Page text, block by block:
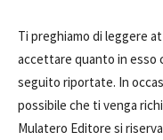
Ti preghiamo di leggere
accettare quanto in esso
seguito riportate. In
possibile che ti venga
Mulatero Editore si